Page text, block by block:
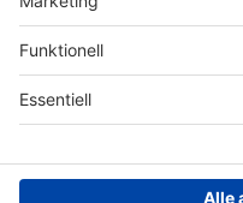
Grounding Page ROCK
ANTENNE
Datenschutz­erklärung
Cookie- und Drittanbieter-
einstellungen